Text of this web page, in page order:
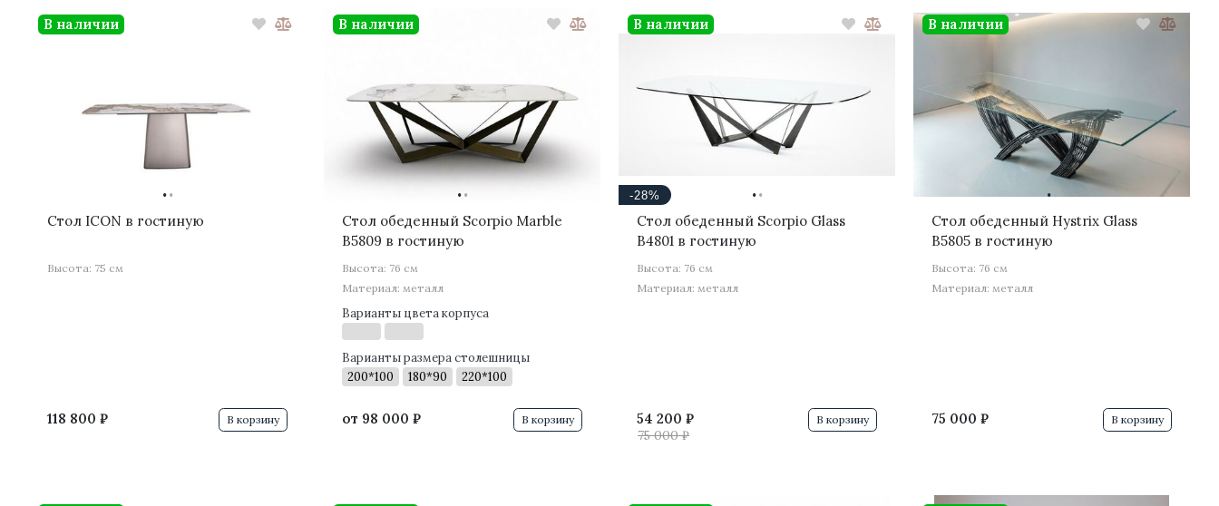
··
Стол ICON в гостиную
Высота: 75 см
118 800 ₽
В наличии
В корзину
··
Стол обеденный Scorpio Marble
B5809 в гостиную
Высота: 76 см
Материал: металл
Варианты цвета корпуса
Варианты размера столешницы
200*100
180*90 220*100
от 98 000 ₽
В наличии
В корзину
··
-28%
Стол обеденный Scorpio Glass
B4801 в гостиную
Высота: 76 см
Материал: металл
54 200 ₽
75 000 ₽
В наличии
В корзину
··
Стол обеденный Hystrix Glass
B5805 в гостиную
Высота: 76 см
Материал: металл
75 000 ₽
В наличии
В корзину